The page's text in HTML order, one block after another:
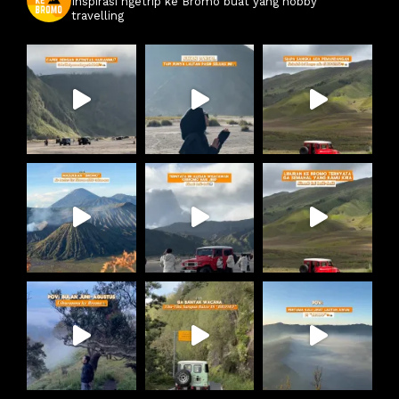
travelling